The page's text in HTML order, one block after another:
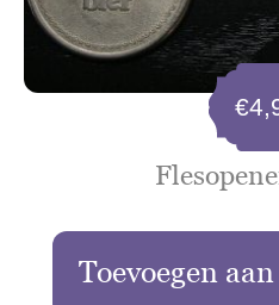
€
Toevoegen